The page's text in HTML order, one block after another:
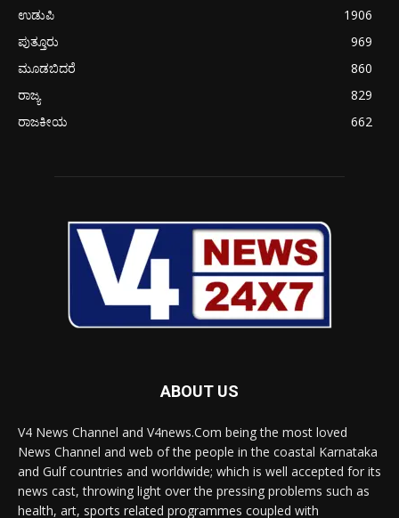
ಉಡುಪಿ
1906
ಪುತ್ತೂರು
969
ಮೂಡಬಿದರೆ
860
ರಾಜ್ಯ
829
ರಾಜಕೀಯ
662
ABOUT US
V4 News Channel and V4news.Com being the most loved
News Channel and web of the people in the coastal Karnataka
and Gulf countries and worldwide; which is well accepted for its
news cast, throwing light over the pressing problems such as
health, art, sports related programmes coupled with